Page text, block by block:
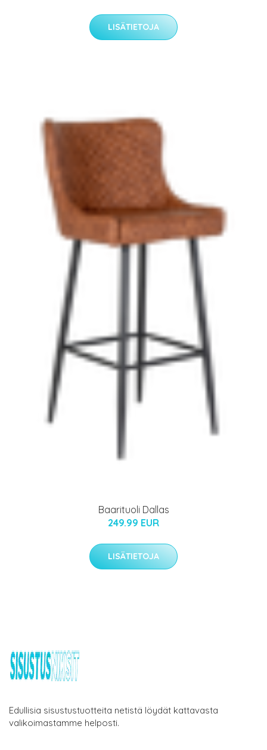
LISÄTIETOJA
Baarituoli Dallas
249.99 EUR
LISÄTIETOJA
Edullisia sisustustuotteita netistä löydät kattavasta
valikoimastamme helposti.